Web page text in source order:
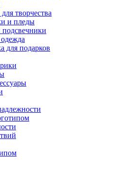
творчества
и пледы
для подарков